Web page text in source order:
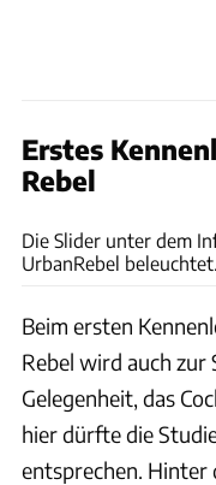
Erstes
Rebel
Die Slider unter dem
UrbanRebel beleuchtet.
Beim ersten
Rebel wird auch zur
Gelegenheit, das
hier dürfte die
entsprechen. Hinter